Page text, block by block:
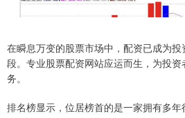
在瞬息万变的股票市场中，配资已成为
段。专业股票配资网站应运而生，为投
务。
排名榜显示，位居榜首的是一家拥有多